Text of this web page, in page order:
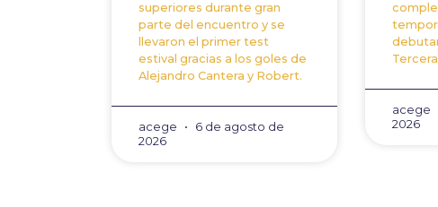
superiores durante gran
parte del encuentro y se
llevaron el primer test
estival gracias a los goles de
Alejandro Cantera y Robert.
acege
6 de agosto de
2026
acege
2026